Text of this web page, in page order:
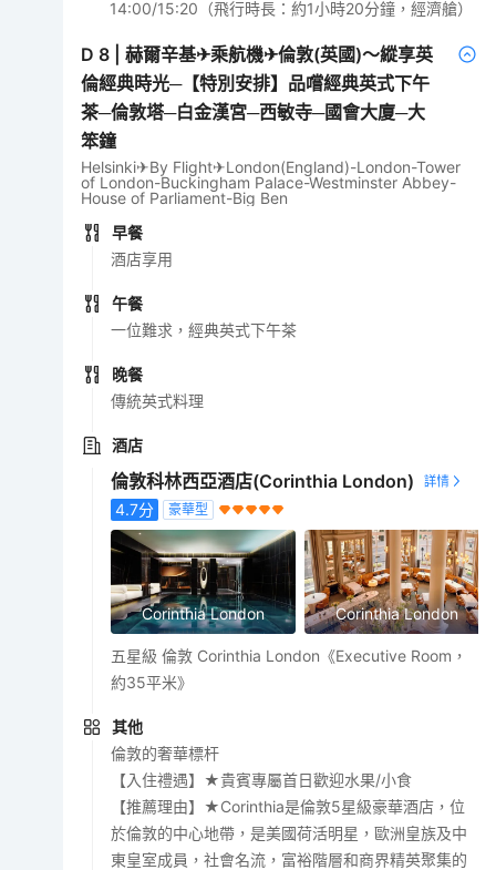
14:00/15:20（飛行時長：約1小時20分鐘，經濟艙）
D 8 |赫爾辛基✈乘航機✈倫敦(英國)～縱享英
倫經典時光─【特別安排】品嚐經典英式下午
茶─倫敦塔─白金漢宮─西敏寺─國會大廈─大
笨鐘
Helsinki✈By Flight✈London(England)-London-Tower
of London-Buckingham Palace-Westminster Abbey-
House of Parliament-Big Ben
早餐
酒店享用
午餐
一位難求，經典英式下午茶
晚餐
傳統英式料理
酒店
倫敦科林西亞酒店(Corinthia London)
4.7分 豪華型
Corinthia London Corinthia London
五星級 倫敦 Corinthia London《Executive Room，
約35平米》
其他
倫敦的奢華標杆
【入住禮遇】★貴賓專屬首日歡迎水果/小食
【推薦理由】★Corinthia是倫敦5星級豪華酒店，位
於倫敦的中心地帶，是美國荷活明星，歐洲皇族及中
東皇室成員，社會名流，富裕階層和商界精英聚集的